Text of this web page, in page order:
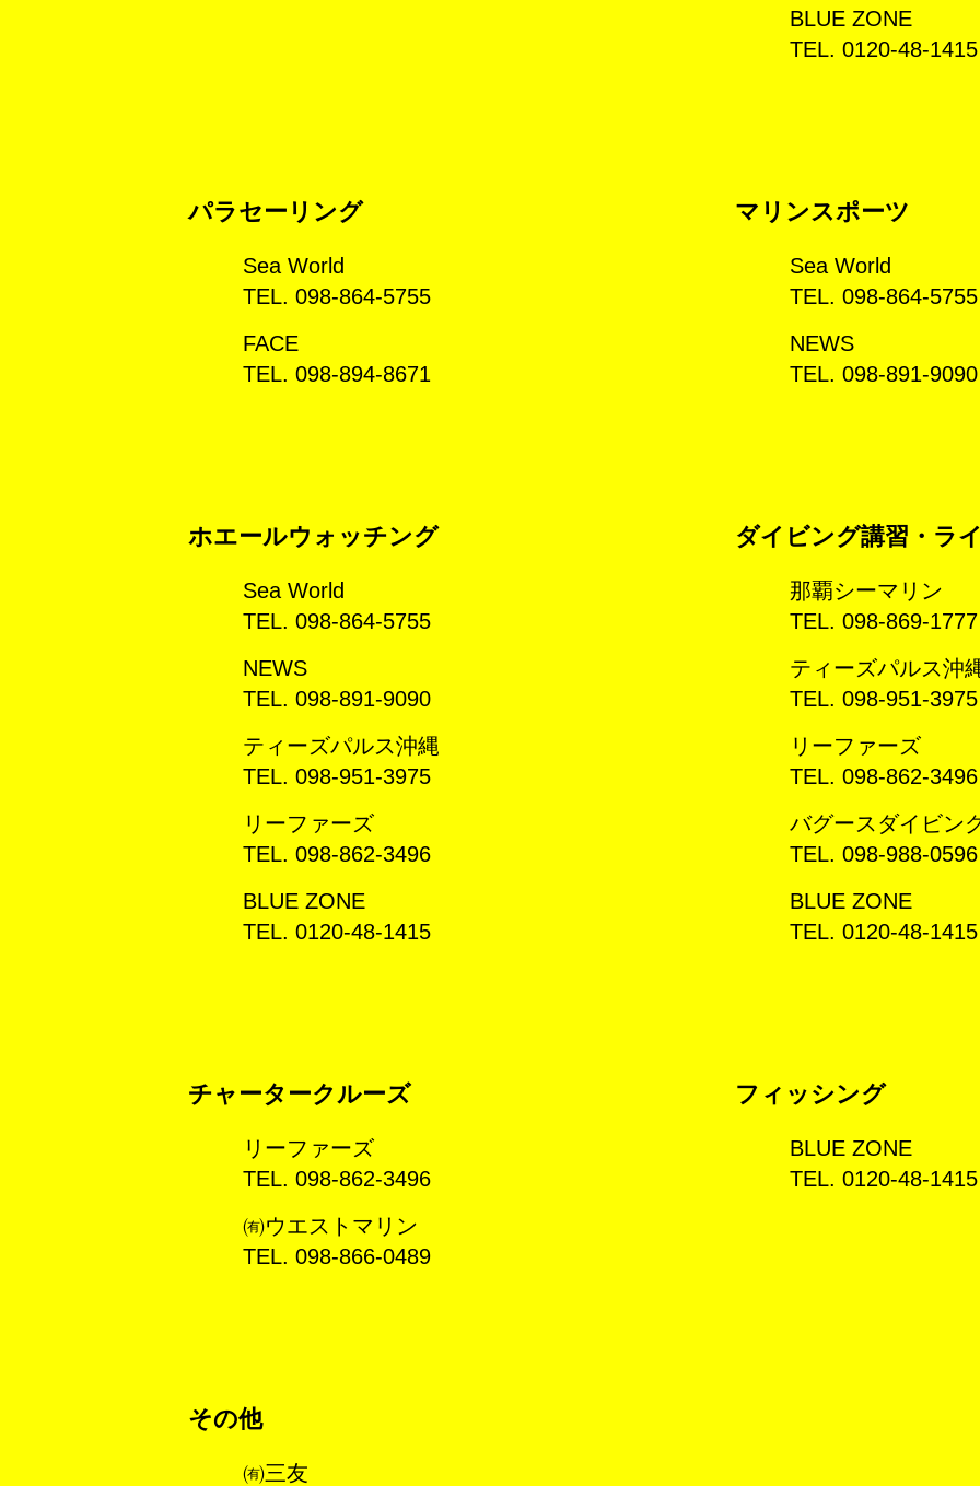
BLUE ZONE
TEL. 0120-48-1415
パラセーリング
Sea World
TEL. 098-864-5755
FACE
TEL. 098-894-8671
マリンスポーツ
Sea World
TEL. 098-864-5755
NEWS
TEL. 098-891-9090
ホエールウォッチング
Sea World
TEL. 098-864-5755
NEWS
TEL. 098-891-9090
ティーズパルス沖縄
TEL. 098-951-3975
リーファーズ
TEL. 098-862-3496
BLUE ZONE
TEL. 0120-48-1415
ダイビング講習・ラ
那覇シーマリン
TEL. 098-869-1777
ティーズパルス沖
TEL. 098-951-3975
リーファーズ
TEL. 098-862-3496
バグースダイビン
TEL. 098-988-0596
BLUE ZONE
TEL. 0120-48-1415
チャータークルーズ
リーファーズ
TEL. 098-862-3496
㈲ウエストマリン
TEL. 098-866-0489
フィッシング
BLUE ZONE
TEL. 0120-48-1415
その他
㈲三友